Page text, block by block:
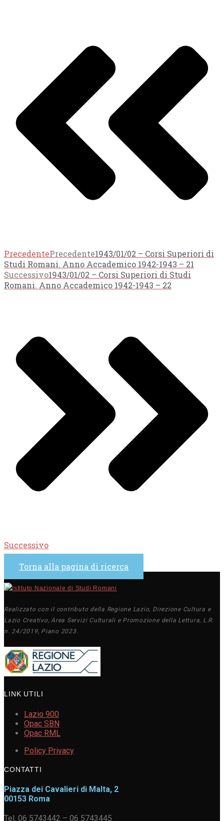
PrecedentePrecedente1943/01/02 – Corsi Superiori di
Studi Romani. Anno Accademico 1942-1943 – 21
Successivo1943/01/02 – Corsi Superiori di Studi
Romani. Anno Accademico 1942-1943 – 22
Successivo
Torna alla pagina di ricerca
Realizzato con il contributo della Regione Lazio, Direzione Cultura e
Lazio Creativo, Area Servizi Culturali e Promozione della Lettura, L.R.
n. 24/2019, Piano 2023.
LINK UTILI
Lazio 900
Opac SBN
Opac RML
Policy Privacy
CONTATTI
Piazza dei Cavalieri di Malta, 2
00153 Roma
Tel. 06 5743442 – 06 5743445